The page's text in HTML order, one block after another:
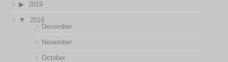
2019
2018
December
November
October